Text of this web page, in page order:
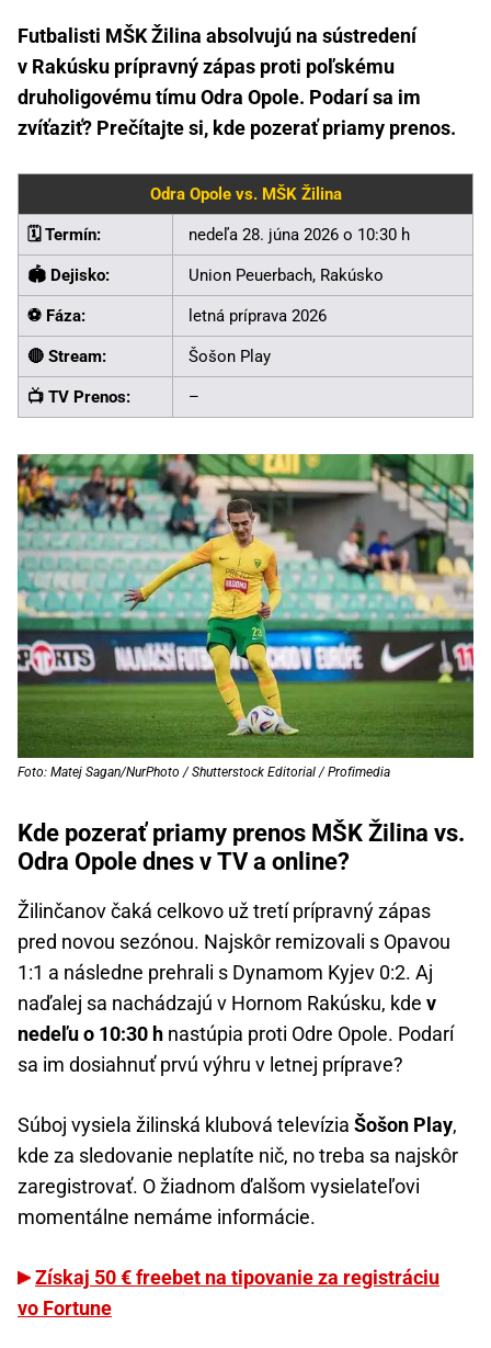
Futbalisti MŠK Žilina absolvujú na sústredení
v Rakúsku prípravný zápas proti poľskému
druholigovému tímu Odra Opole. Podarí sa im
zvíťaziť? Prečítajte si, kde pozerať priamy prenos.
Odra Opole vs. MŠK Žilina
🗓️ Termín: nedeľa 28. júna 2026 o 10:30 h
🏟️ Dejisko: Union Peuerbach, Rakúsko
⚽ Fáza: letná príprava 2026
🔴 Stream: Šošon Play
📺 TV Prenos: –
Foto: Matej Sagan/NurPhoto / Shutterstock Editorial / Profimedia
Kde pozerať priamy prenos MŠK Žilina vs.
Odra Opole dnes v TV a online?
Žilinčanov čaká celkovo už tretí prípravný zápas
pred novou sezónou. Najskôr remizovali s Opavou
1:1 a následne prehrali s Dynamom Kyjev 0:2. Aj
naďalej sa nachádzajú v Hornom Rakúsku, kde v
nedeľu o 10:30 h nastúpia proti Odre Opole. Podarí
sa im dosiahnuť prvú výhru v letnej príprave?
Súboj vysiela žilinská klubová televízia Šošon Play,
kde za sledovanie neplatíte nič, no treba sa najskôr
zaregistrovať. O žiadnom ďalšom vysielateľovi
momentálne nemáme informácie.
Získaj 50 € freebet na tipovanie za registráciu
vo Fortune